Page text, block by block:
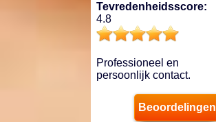
Tevredenheidsscore:
4.8
Professioneel en
persoonlijk contact.
Beoordelingen